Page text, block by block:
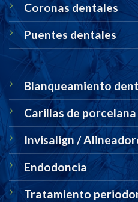
Coronas dentales
Puentes dentales
Blanqueamiento
Carillas de porcelana
Invisalign /
Endodoncia
Tratamiento